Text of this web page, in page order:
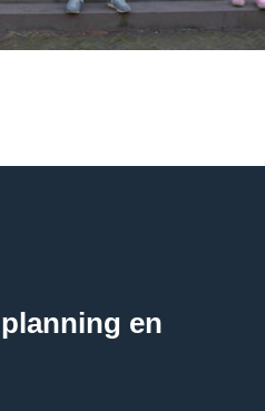
en